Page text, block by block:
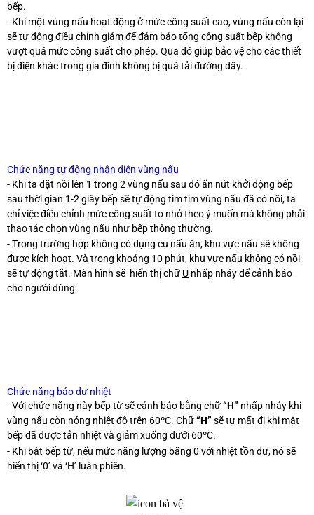
bếp.
- Khi một vùng nấu hoạt động ở mức công suất cao, vùng nấu còn lại
sẽ tự động điều chỉnh giảm để đảm bảo tổng công suất bếp không
vượt quá mức công suất cho phép. Qua đó giúp bảo vệ cho các thiết
bị điện khác trong gia đình không bị quá tải đường dây.
Chức năng tự động nhận diện vùng nấu
- Khi ta đặt nồi lên 1 trong 2 vùng nấu sau đó ấn nút khởi động bếp
sau thời gian 1-2 giây bếp sẽ tự động tìm tìm vùng nấu đã có nồi, ta
chỉ việc điều chỉnh mức công suất to nhỏ theo ý muốn mà không phải
thao tác chọn vùng nấu như bếp thông thường.
- Trong trường hợp không có dụng cụ nấu ăn, khu vực nấu sẽ không
được kích hoạt. Và trong khoảng 10 phút, khu vực nấu không có nồi
sẽ tự động tắt. Màn hình sẽ hiển thị chữ U nhấp nháy để cảnh báo
cho người dùng.
Chức năng báo dư nhiệt
- Với chức năng này bếp từ sẽ cảnh báo bằng chữ“H” nhấp nháy khi
vùng nấu còn nóng nhiệt độ trên 60ºC. Chữ“H” sẽ tự mất đi khi mặt
bếp đã được tản nhiệt và giảm xuống dưới 60ºC.
- Khi bật bếp từ, nếu mức năng lượng bằng 0 với nhiệt tồn dư, nó sẽ
hiển thị ‘0’ và ‘H’ luân phiên.